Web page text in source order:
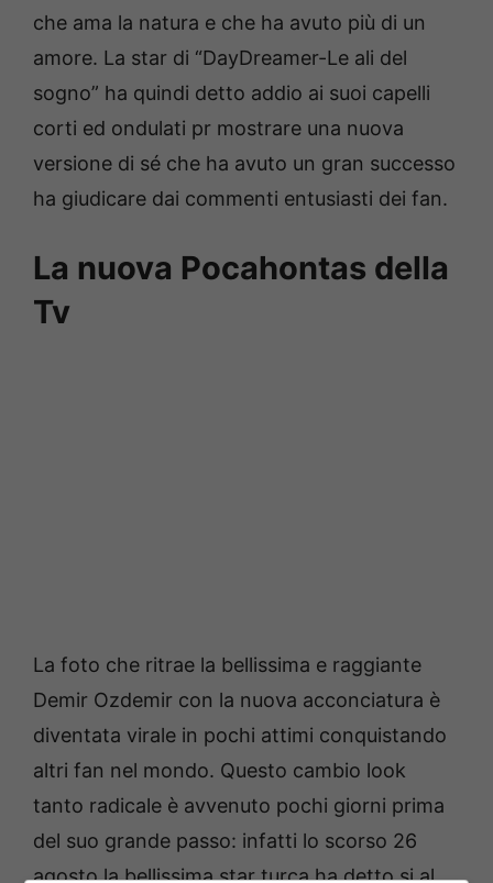
che ama la natura e che ha avuto più di un
amore. La star di “DayDreamer-Le ali del
sogno” ha quindi detto addio ai suoi capelli
corti ed ondulati pr mostrare una nuova
versione di sé che ha avuto un gran successo
ha giudicare dai commenti entusiasti dei fan.
La nuova Pocahontas della
Tv
La foto che ritrae la bellissima e raggiante
Demir Ozdemir con la nuova acconciatura è
diventata virale in pochi attimi conquistando
altri fan nel mondo. Questo cambio look
tanto radicale è avvenuto pochi giorni prima
del suo grande passo: infatti lo scorso 26
agosto la bellissima star turca ha detto si al